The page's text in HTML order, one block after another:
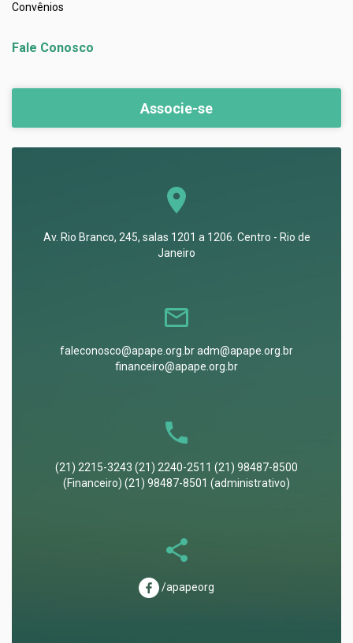
Convênios
Fale Conosco
Associe-se
Av. Rio Branco, 245, salas 1201 a 1206. Centro - Rio de
Janeiro
faleconosco@apape.org.br adm@apape.org.br
financeiro@apape.org.br
(21) 2215-3243 (21) 2240-2511 (21) 98487-8500
(Financeiro) (21) 98487-8501 (administrativo)
/apapeorg